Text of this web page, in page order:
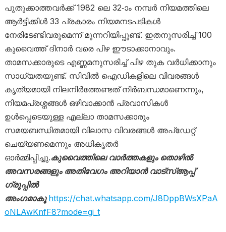
പുതുക്കാത്തവർക്ക് 1982 ലെ 32-ാം നമ്പർ നിയമത്തിലെ
ആർട്ടിക്കിൾ 33 പ്രകാരം നിയമനടപടികൾ
നേരിടേണ്ടിവരുമെന്ന് മുന്നറിയിപ്പുണ്ട്. ഇതനുസരിച്ച് 100
കുവൈത്ത് ദിനാർ വരെ പിഴ ഈടാക്കാനാവും.
താമസക്കാരുടെ എണ്ണമനുസരിച്ച് പിഴ തുക വർധിക്കാനും
സാധ്യതയുണ്ട്. സിവിൽ ഐഡികളിലെ വിവരങ്ങൾ
കൃത്യമായി നിലനിർത്തേണ്ടത് നിർബന്ധമാണെന്നും,
നിയമപ്രശ്നങ്ങൾ ഒഴിവാക്കാൻ പ്രവാസികൾ
ഉൾപ്പെടെയുള്ള എല്ലാ താമസക്കാരും
സമയബന്ധിതമായി വിലാസ വിവരങ്ങൾ അപ്ഡേറ്റ്
ചെയ്യണമെന്നും അധികൃതർ
ഓർമ്മിപ്പിച്ചു.കുവൈത്തിലെ വാർത്തകളും തൊഴിൽ
അവസരങ്ങളും അതിവേഗം അറിയാൻ വാട്സ്ആപ്പ്
ഗ്രൂപ്പിൽ
അംഗമാകൂ https://chat.whatsapp.com/J8DppBWsXPaA
oNLAwKnfF8?mode=gi_t